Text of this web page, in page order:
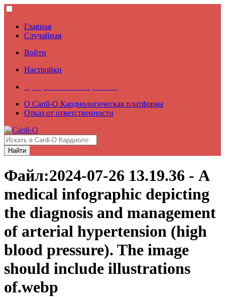
Главная
Случайная
Войти
Настройки
О Cardi-О Кардиологическая платформа
Отказ от ответственности
Найти
Файл:2024-07-26 13.19.36 - A
medical infographic depicting
the diagnosis and management
of arterial hypertension (high
blood pressure). The image
should include illustrations
of.webp